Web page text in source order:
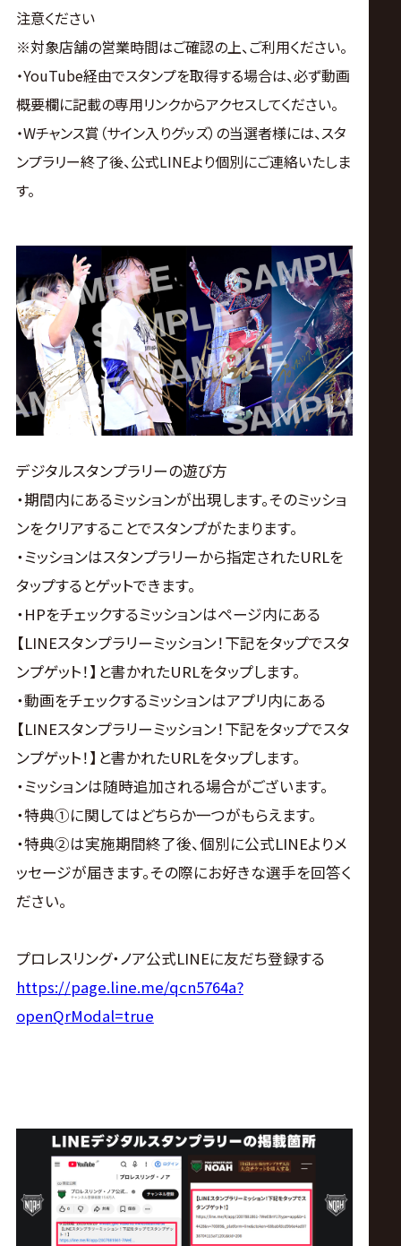
注意ください
※対象店舗の営業時間はご確認の上、ご利用ください。
・YouTube経由でスタンプを取得する場合は、必ず動画
概要欄に記載の専用リンクからアクセスしてください。
・Wチャンス賞（サイン入りグッズ）の当選者様には、スタ
ンプラリー終了後、公式LINEより個別にご連絡いたしま
す。
デジタルスタンプラリーの遊び方
・期間内にあるミッションが出現します。そのミッショ
ンをクリアすることでスタンプがたまります。
・ミッションはスタンプラリーから指定されたURLを
タップするとゲットできます。
・HPをチェックするミッションはページ内にある
【LINEスタンプラリーミッション！下記をタップでスタ
ンプゲット！】と書かれたURLをタップします。
・動画をチェックするミッションはアプリ内にある
【LINEスタンプラリーミッション！下記をタップでスタ
ンプゲット！】と書かれたURLをタップします。
・ミッションは随時追加される場合がございます。
・特典①に関してはどちらか一つがもらえます。
・特典②は実施期間終了後、個別に公式LINEよりメ
ッセージが届きます。その際にお好きな選手を回答く
ださい。
プロレスリング・ノア公式LINEに友だち登録する
https://page.line.me/qcn5764a?
openQrModal=true